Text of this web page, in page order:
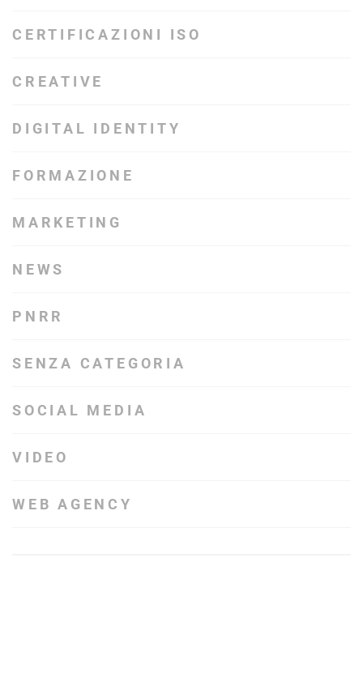
CERTIFICAZIONI ISO
CREATIVE
DIGITAL IDENTITY
FORMAZIONE
MARKETING
NEWS
PNRR
SENZA CATEGORIA
SOCIAL MEDIA
VIDEO
WEB AGENCY